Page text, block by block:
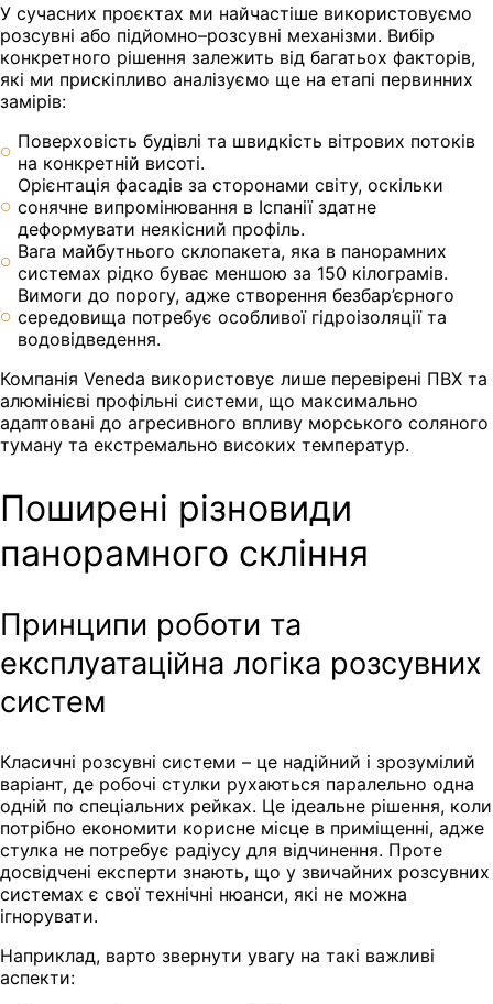
У сучасних проєктах ми найчастіше використовуємо
розсувні або підйомно–розсувні механізми. Вибір
конкретного рішення залежить від багатьох факторів,
які ми прискіпливо аналізуємо ще на етапі первинних
замірів:
Поверховість будівлі та швидкість вітрових потоків
на конкретній висоті.
Орієнтація фасадів за сторонами світу, оскільки
сонячне випромінювання в Іспанії здатне
деформувати неякісний профіль.
Вага майбутнього склопакета, яка в панорамних
системах рідко буває меншою за 150 кілограмів.
Вимоги до порогу, адже створення безбар’єрного
середовища потребує особливої гідроізоляції та
водовідведення.
Компанія Veneda використовує лише перевірені ПВХ та
алюмінієві профільні системи, що максимально
адаптовані до агресивного впливу морського соляного
туману та екстремально високих температур.
Поширені різновиди
панорамного скління
Принципи роботи та
експлуатаційна логіка розсувних
систем
Класичні розсувні системи – це надійний і зрозумілий
варіант, де робочі стулки рухаються паралельно одна
одній по спеціальних рейках. Це ідеальне рішення, коли
потрібно економити корисне місце в приміщенні, адже
стулка не потребує радіусу для відчинення. Проте
досвідчені експерти знають, що у звичайних розсувних
системах є свої технічні нюанси, які не можна
ігнорувати.
Наприклад, варто звернути увагу на такі важливі
аспекти: